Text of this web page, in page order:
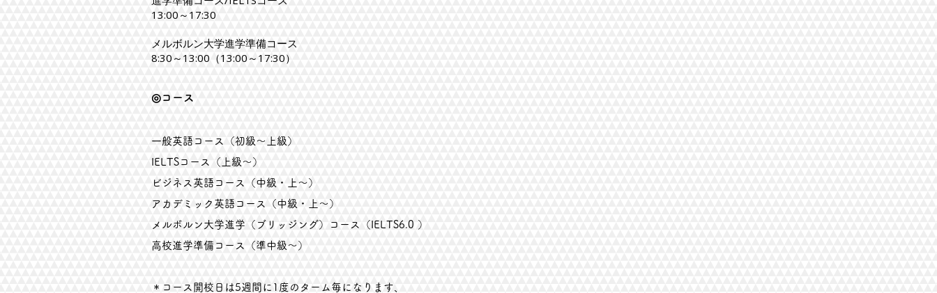
13:00～17:30
メルボルン大学進学準備コース
8:30～13:00（13:00～17:30）
◎コース
一般英語コース（初級～上級）
IELTSコース（上級～）
ビジネス英語コース​（中級・上～）
アカデミック英語コース（中級・上～）
メルボルン大学進学（ブリッジング）コース（IELTS6.0 ）
​高校進学準備コース（準中級～）
＊コース開校日は5週間に1度のターム毎になります、